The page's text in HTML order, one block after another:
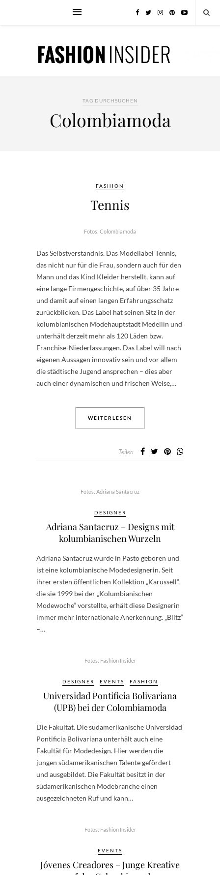
TAG DURCHSUCHEN
Colombiamoda
FASHION
Tennis
Fotos: Colombiamoda
Das Selbstverständnis. Das Modellabel Tennis,
das nicht nur für die Frau, sondern auch für den
Mann und das Kind Kleider herstellt, kann auf
eine lange Firmengeschichte, auf über 35 Jahre
und damit auf einen langen Erfahrungsschatz
zurückblicken. Das Label hat seinen Sitz in der
kolumbianischen Modehauptstadt Medellin und
unterhält derzeit mehr als 120 Läden bzw.
Franchise-Niederlassungen. Das Label will nach
eigenen Aussagen innovativ sein und vor allem
die städtische Jugend ansprechen – dies aber
auch einer dynamischen und frischen Weise,…
WEITERLESEN
Teilen
Fotos: Adriana Santacruz
DESIGNER
Adriana Santacruz – Designs mit
kolumbianischen Wurzeln
Adriana Santacruz wurde in Pasto geboren und
ist eine kolumbianische Modedesignerin. Seit
ihrer ersten öffentlichen Kollektion „Karussell“,
die sie 1999 bei der „Kolumbianischen
Modewoche“ vorstellte, erhält diese Designerin
immer mehr internationale Anerkennung. „Blitz“
–…
Fotos: Fashion Insider
DESIGNER EVENTS FASHION
Universidad Pontificia Bolivariana
(UPB) bei der Colombiamoda
Die Fakultät. Die südamerikanische Universidad
Pontificia Bolivariana unterhält auch eine
Fakultät für Modedesign. Hier werden die
jungen südamerikanischen Talente gefördert
und ausgebildet. Die Fakultät besitzt in der
südamerikanischen Modebranche einen
ausgezeichneten Ruf und kann…
Fotos: Fashion Insider
EVENTS
Jóvenes Creadores – Junge Kreative